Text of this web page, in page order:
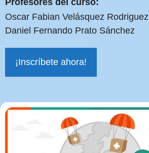
Profesores del curso:
Oscar Fabian Velásquez Rodriguez
Daniel Fernando Prato Sánchez
¡Inscríbete ahora!